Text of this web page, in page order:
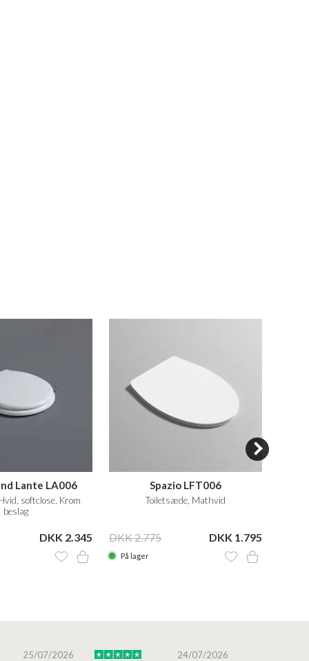
Lante LA006
softclose, Krom
beslag
DKK 2.345
Spazio LFT006
Toiletsæde, Mathvid
DKK 2.775 DKK 1.795
På lager
25/07/2026 24/07/2026